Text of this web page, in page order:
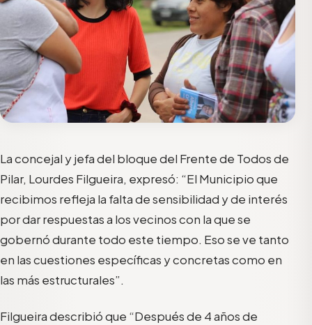
La concejal y jefa del bloque del Frente de Todos de
Pilar, Lourdes Filgueira, expresó: “El Municipio que
recibimos refleja la falta de sensibilidad y de interés
por dar respuestas a los vecinos con la que se
gobernó durante todo este tiempo. Eso se ve tanto
en las cuestiones específicas y concretas como en
las más estructurales”.
Filgueira describió que “Después de 4 años de